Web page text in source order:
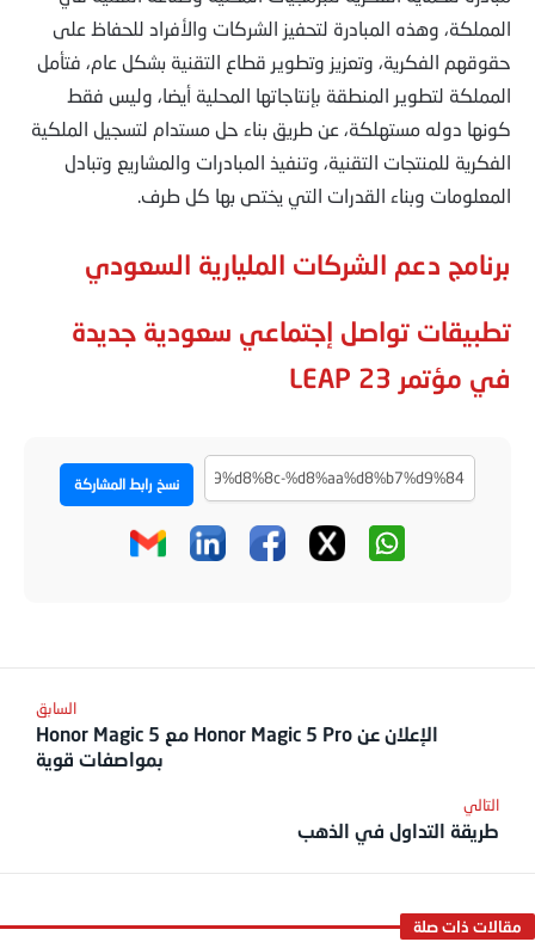
المملكة، وهذه المبادرة لتحفيز الشركات والأفراد للحفاظ على
حقوقهم الفكرية، وتعزيز وتطوير قطاع التقنية بشكل عام، فتأمل
المملكة لتطوير المنطقة بإنتاجاتها المحلية أيضا، وليس فقط
كونها دوله مستهلكة، عن طريق بناء حل مستدام لتسجيل الملكية
الفكرية للمنتجات التقنية، وتنفيذ المبادرات والمشاريع وتبادل
المعلومات وبناء القدرات التي يختص بها كل طرف.
برنامج دعم الشركات المليارية السعودي
تطبيقات تواصل إجتماعي سعودية جديدة
في مؤتمر LEAP 23
نسخ رابط المشاركة
الإعلان عن Honor Magic 5 Pro مع Honor Magic 5
بمواصفات قوية
طريقة التداول في الذهب